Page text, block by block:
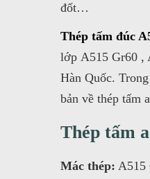
đốt…
Thép tấm đúc
lớp A515 Gr60 ,
Hàn Quốc.
bản về thép tấm
Thép tấm
Mác thép: A515